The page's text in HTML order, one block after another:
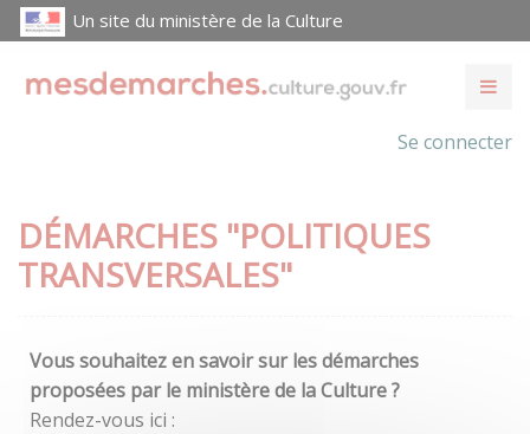
Un site du ministère de la Culture
Se connecter
DÉMARCHES "POLITIQUES
TRANSVERSALES"
Vous souhaitez en savoir sur les démarches
proposées par le ministère de la Culture ?
Rendez-vous ici :